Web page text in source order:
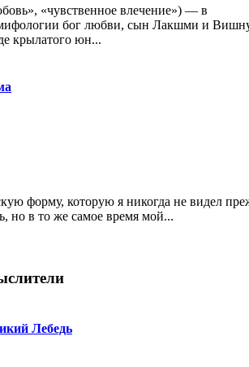
«чувственное влечение») — в
бог любви, сын Лакшми и
крылатого юн...
форму, которую я никогда не видел
но в то же самое время мой...
Лебедь